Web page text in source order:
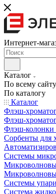
Интернет-
Каталог
По всему сайту
По каталогу
Каталог
Флэш-
Флэш-
Флэш-колонки
Сорбенты для
Системы
Системы
Система